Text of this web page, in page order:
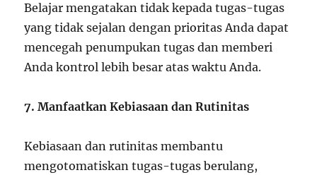
Belajar mengatakan tidak kepada tugas-tugas
yang tidak sejalan dengan prioritas Anda dapat
mencegah penumpukan tugas dan memberi
Anda kontrol lebih besar atas waktu Anda.
7. Manfaatkan Kebiasaan dan Rutinitas
Kebiasaan dan rutinitas membantu
mengotomatiskan tugas-tugas berulang,